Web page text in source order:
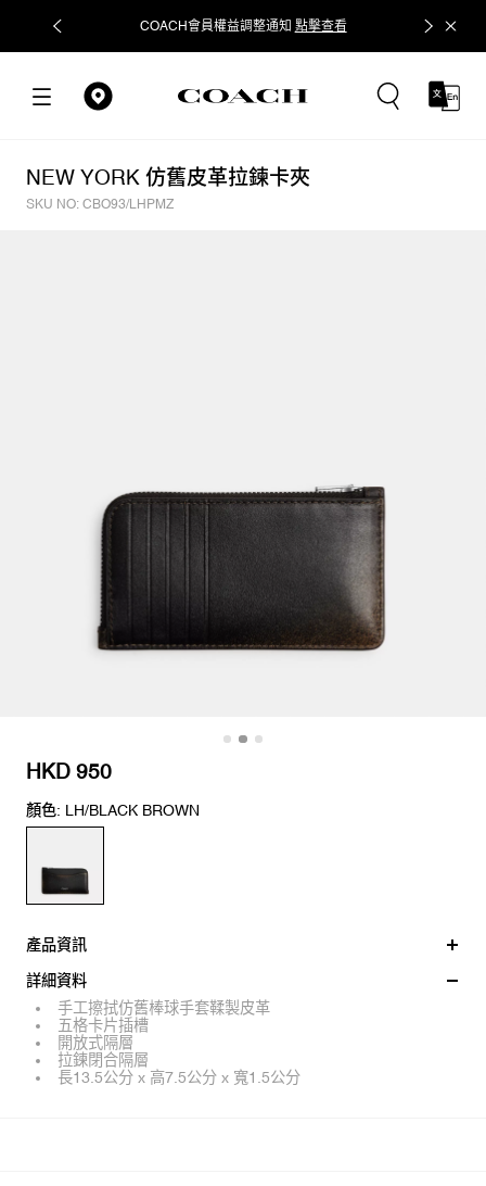
COACH會員權益調整通知 點擊查看 立即追蹤
NEW YORK 仿舊皮革拉鍊卡夾
SKU NO: CBO93/LHPMZ
HKD 950
顏色: LH/BLACK BROWN
產品資訊
詳細資料
手工擦拭仿舊棒球手套鞣製皮革
五格卡片插槽
開放式隔層
拉鍊閉合隔層
長13.5公分 x 高7.5公分 x 寬1.5公分